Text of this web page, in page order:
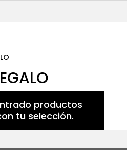
productos
tu selección.